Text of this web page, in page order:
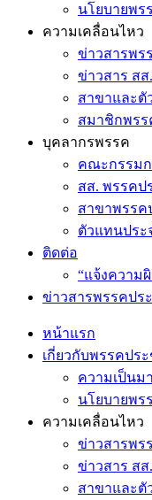
นโยบายพร
ความเคลื่อนไหว
ข่าวสารพร
ข่าวสาร ส
สาขาและตั
สมาชิกพร
บุคลากรพรรค
คณะกรรม
สส. พรรคป
สาขาพรรค
ตัวแทนประ
ติดต่อ
“แจ้งความ
ข่าวสารพรรคปร
หน้าแรก
เกี่ยวกับพรรคปร
ความเป็นม
นโยบายพร
ความเคลื่อนไหว
ข่าวสารพร
ข่าวสาร ส
สาขาและตั